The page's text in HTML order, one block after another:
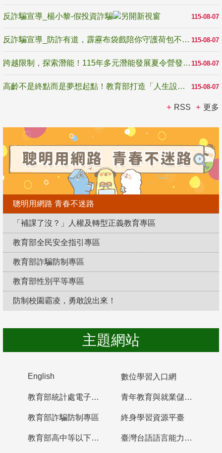
115-08-07
反詐騙宣導_楊小黎-假投資詐騙
115-08-07
反詐騙宣導_防詐有道，霹靂布袋戲陪你守護荷包不受騙
115-08-07
跨越限制，探索潛能！115年多元潛能發展夏令營發掘生命無限可能
115-08-07
高齡不是終點而是夢想起點！教育部打造「人生設計夢工場」 參展第3屆高齡健康產業博覽會
RSS 更多
聰明用網路 青春不迷路
「補課了沒？」人權及轉型正義教育專區
教育部全民安全指引專區
教育部詐騙防制專區
教育部性別平等專區
防制校園霸凌，勇敢說出來！
主題網站
English 數位學習入口網
教育部統計處電子書櫃 青年教育與就業儲蓄帳戶
教育部詐騙防制專區 終身學習資源平臺
教育部高中等以下學校及幼兒園教師資格檢定考試 臺灣台語語言能力認證網站